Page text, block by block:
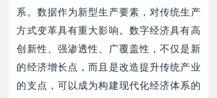
系。数据作为新型生产要素，对传统生产
方式变革具有重大影响。数字经济具有高
创新性、强渗透性、广覆盖性，不仅是新
的经济增长点，而且是改造提升传统产业
的支点，可以成为构建现代化经济体系的